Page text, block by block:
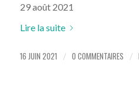
29 août 2021
Lire la suite
16 JUIN 2021 / 0 COMMENTAIRES /